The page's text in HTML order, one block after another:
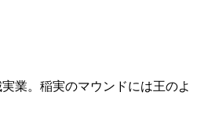
業。稲実のマウンドには王のよ